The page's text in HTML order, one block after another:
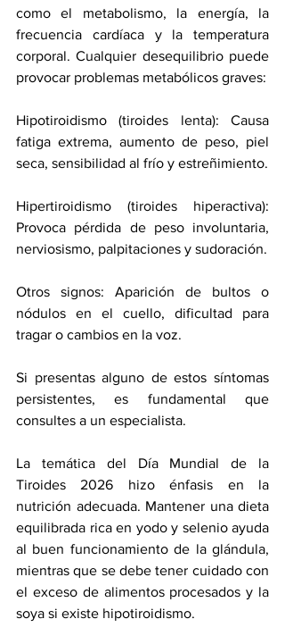
como el metabolismo, la energía, la
frecuencia cardíaca y la temperatura
corporal. Cualquier desequilibrio puede
provocar problemas metabólicos graves:
Hipotiroidismo (tiroides lenta): Causa
fatiga extrema, aumento de peso, piel
seca, sensibilidad al frío y estreñimiento.
Hipertiroidismo (tiroides hiperactiva):
Provoca pérdida de peso involuntaria,
nerviosismo, palpitaciones y sudoración.
Otros signos: Aparición de bultos o
nódulos en el cuello, dificultad para
tragar o cambios en la voz.
Si presentas alguno de estos síntomas
persistentes, es fundamental que
consultes a un especialista.
La temática del Día Mundial de la
Tiroides 2026 hizo énfasis en la
nutrición adecuada. Mantener una dieta
equilibrada rica en yodo y selenio ayuda
al buen funcionamiento de la glándula,
mientras que se debe tener cuidado con
el exceso de alimentos procesados y la
soya si existe hipotiroidismo.